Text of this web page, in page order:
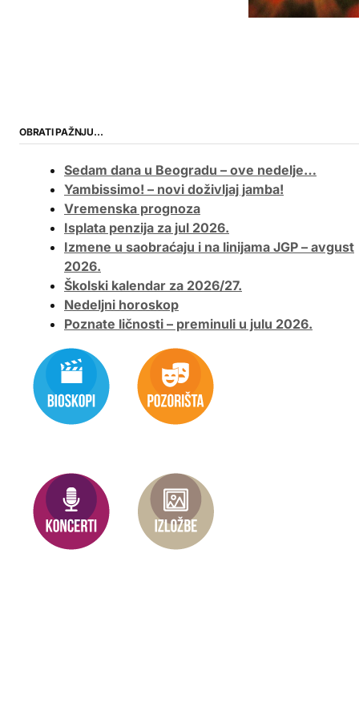
OBRATI PAŽNJU…
Sedam dana u Beogradu – ove nedelje…
Yambissimo! – novi doživljaj jamba!
Vremenska prognoza
Isplata penzija za jul 2026.
Izmene u saobraćaju i na linijama JGP – avgust
2026.
Školski kalendar za 2026/27.
Nedeljni horoskop
Poznate ličnosti – preminuli u julu 2026.